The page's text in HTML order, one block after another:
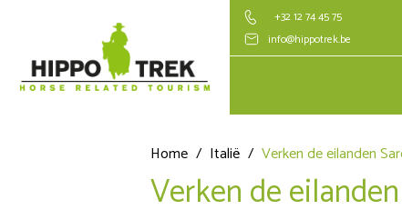
+32 12 74 45 75
info@hippotrek.be
Home / Italië / Verken de eilanden
Verken de